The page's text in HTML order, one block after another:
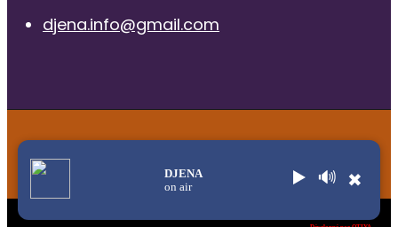
djena.info@gmail.com
© 2025 | Radio Djena, tous droits reservés
DJENA
on air
▶️ 🔊 ✖